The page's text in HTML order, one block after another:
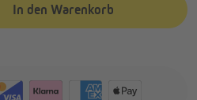
In den Warenkorb